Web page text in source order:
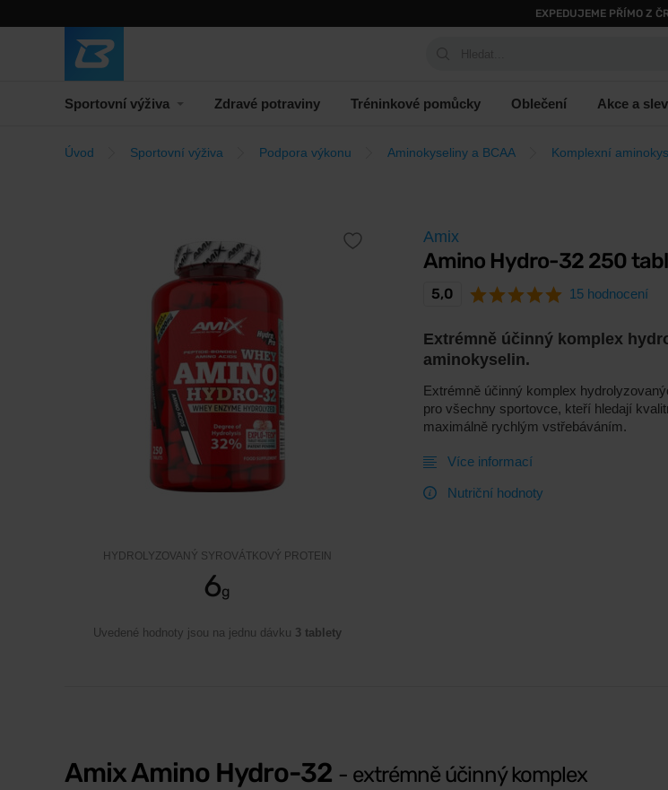
EXPEDUJEME PŘÍMO Z
Sportovní výživa Zdravé potraviny Tréninkové pomůcky Oblečení Akce a
Úvod Sportovní výživa Podpora výkonu Aminokyseliny a BCAA Komplexní
HYDROLYZOVANÝ SYROVÁTKOVÝ PROTEIN
6g
Uvedené hodnoty jsou na jednu dávku 3 tablety
Amix
Amino Hydro-32 250
5,0 15 hodnocení
Extrémně účinný komplex
aminokyselin.
Extrémně účinný komplex
pro všechny sportovce, kteří hledají
maximálně rychlým vstřebáváním.
Více informací
Nutriční hodnoty
Amix Amino Hydro-32 - extrémně účinný komplex